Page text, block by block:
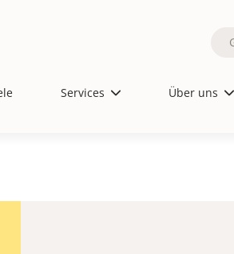
Services Über uns